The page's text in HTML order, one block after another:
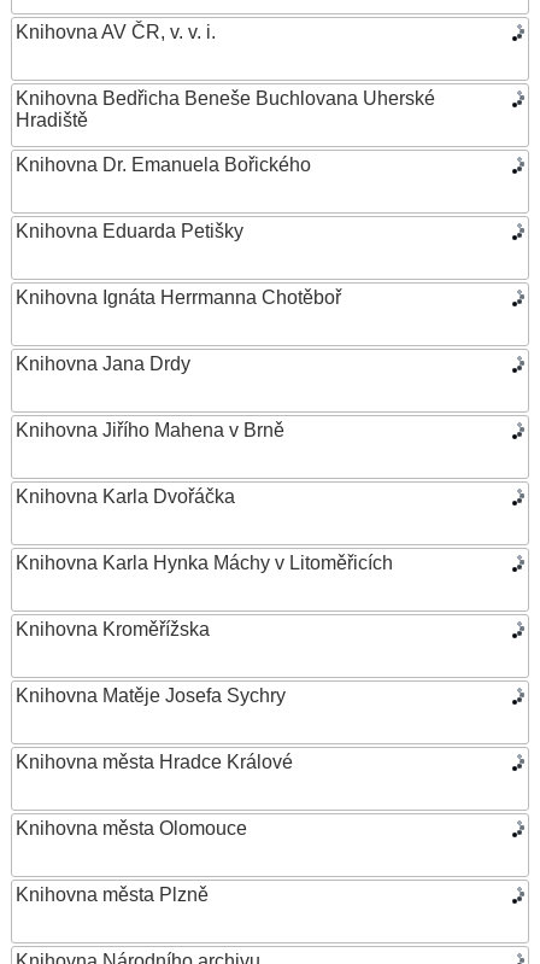
Knihovna AV ČR, v. v. i.
Knihovna Bedřicha Beneše Buchlovana Uherské
Hradiště
Knihovna Dr. Emanuela Bořického
Knihovna Eduarda Petišky
Knihovna Ignáta Herrmanna Chotěboř
Knihovna Jana Drdy
Knihovna Jiřího Mahena v Brně
Knihovna Karla Dvořáčka
Knihovna Karla Hynka Máchy v Litoměřicích
Knihovna Kroměřížska
Knihovna Matěje Josefa Sychry
Knihovna města Hradce Králové
Knihovna města Olomouce
Knihovna města Plzně